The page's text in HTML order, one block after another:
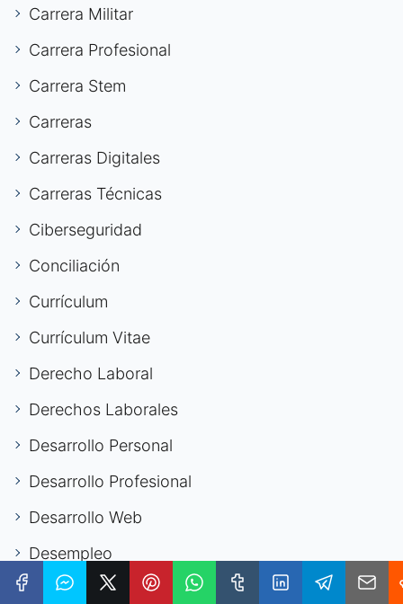
Carrera Militar
Carrera Profesional
Carrera Stem
Carreras
Carreras Digitales
Carreras Técnicas
Ciberseguridad
Conciliación
Currículum
Currículum Vitae
Derecho Laboral
Derechos Laborales
Desarrollo Personal
Desarrollo Profesional
Desarrollo Web
Desempleo
Diseño Digital